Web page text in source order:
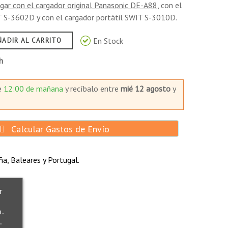
con el cargador original Panasonic DE-A88, con el
S-3602D y con el cargador portátil SWIT S-3010D.
AL CARRITO
En Stock
12:00 de mañana y recíbalo entre mié 12 agostoy
Calcular Gastos de Envío
Baleares y Portugal.
capacidad restante de la batería, pudiendo
SWIT S-3602D, que tardará 4h en cargar la
completamente.
todo garantizan el alto rendimiento de la
restante. Además, cuando las baterías
la tecnología avanzada de termosellado del
un diseño optimizado y antideslizante para
real, cortando la energía cuando detecte
casos nuestro circuito especialmente